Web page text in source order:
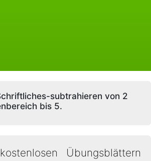
subtrahieren von 2
bis 5.
Übungsblättern